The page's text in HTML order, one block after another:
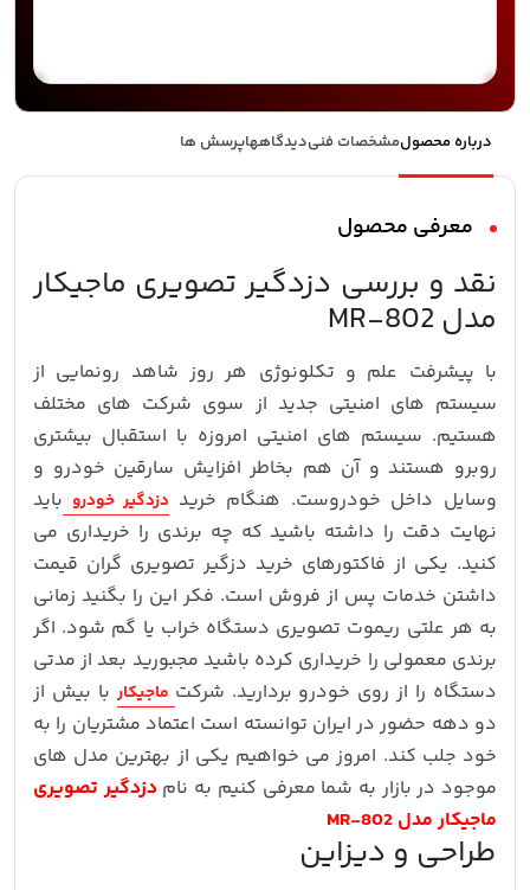
درباره محصولمشخصات فنیدیدگاههاپرسش ها
معرفی محصول
نقد و بررسی دزدگیر تصویری ماجیکار
مدل MR-802
با پیشرفت علم و تکلونوژی هر روز شاهد رونمایی از
سیستم های امنیتی جدید از سوی شرکت های مختلف
هستیم. سیستم های امنیتی امروزه با استقبال بیشتری
روبرو هستند و آن هم بخاطر افزایش سارقین خودرو و
وسایل داخل خودروست. هنگام خرید دزدگیر خودرو باید
نهایت دقت را داشته باشید که چه برندی را خریداری می
کنید. یکی از فاکتورهای خرید دزگیر تصویری گران قیمت
داشتن خدمات پس از فروش است. فکر این را بگنید زمانی
به هر علتی ریموت تصویری دستگاه خراب یا گم شود. اگر
برندی معمولی را خریداری کرده باشید مجبورید بعد از مدتی
دستگاه را از روی خودرو بردارید. شرکت ماجیکار با بیش از
دو دهه حضور در ایران توانسته است اعتماد مشتریان را به
خود جلب کند. امروز می خواهیم یکی از بهترین مدل های
موجود در بازار به شما معرفی کنیم به نامدزدگیر تصویری
ماجیکار مدل MR-802
طراحی و دیزاین